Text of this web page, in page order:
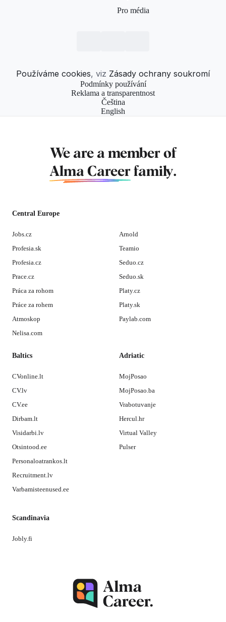
Pro média
Používáme cookies, viz Zásady ochrany soukromí
Podmínky používání
Reklama a transparentnost
Čeština
English
We are a member of
Alma Career family.
Central Europe
Jobs.cz
Profesia.sk
Profesia.cz
Prace.cz
Práca za rohom
Práce za rohem
Atmoskop
Nelisa.com
Arnold
Teamio
Seduo.cz
Seduo.sk
Platy.cz
Platy.sk
Paylab.com
Baltics
CVonline.lt
CV.lv
CV.ee
Dirbam.lt
Visidarbi.lv
Otsintood.ee
Personaloatrankos.lt
Recruitment.lv
Varbamisteenused.ee
Adriatic
MojPosao
MojPosao.ba
Vrabotuvanje
Hercul.hr
Virtual Valley
Pulser
Scandinavia
Jobly.fi